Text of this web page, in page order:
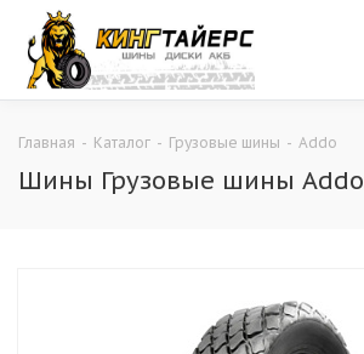
Главная - Каталог - Грузовые шины - Addo
Шины Грузовые шины Addo